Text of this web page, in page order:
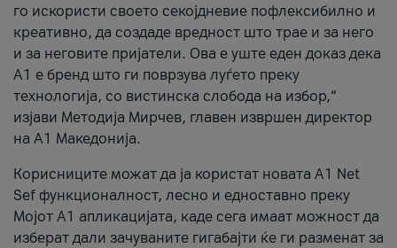
го искористи своето секојдневие пофлексибилно и
креативно, да создаде вредност што трае и за него
и за неговите пријатели. Ова е уште еден доказ дека
А1 е бренд што ги поврзува луѓето преку
технологија, со вистинска слобода на избор,“
изјави Методија Мирчев, главен извршен директор
на А1 Македонија.
Корисниците можат да ја користат новата А1 Net
Sef функционалност, лесно и едноставно преку
Мојот А1 апликацијата, каде сега имаат можност да
изберат дали зачуваните гигабајти ќе ги разменат за